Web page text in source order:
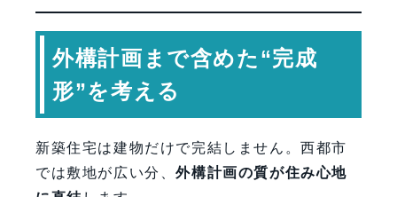
外構計画まで含めた“完成
形”を考える
新築住宅は建物だけで完結しません。西都市
では敷地が広い分、外構計画の質が住み心地